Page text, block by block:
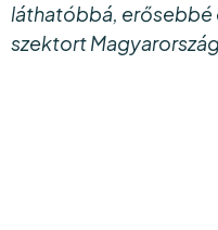
láthatóbbá, erősebbé
szektort